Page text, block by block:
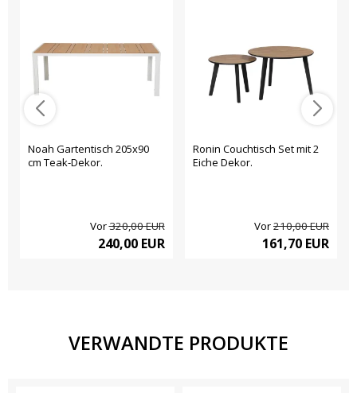
Noah Gartentisch 205x90
cm Teak-Dekor.
Vor320,00 EUR
240,00 EUR
Ronin Couchtisch Set mit 2
Eiche Dekor.
Vor210,00 EUR
161,70 EUR
VERWANDTE PRODUKTE